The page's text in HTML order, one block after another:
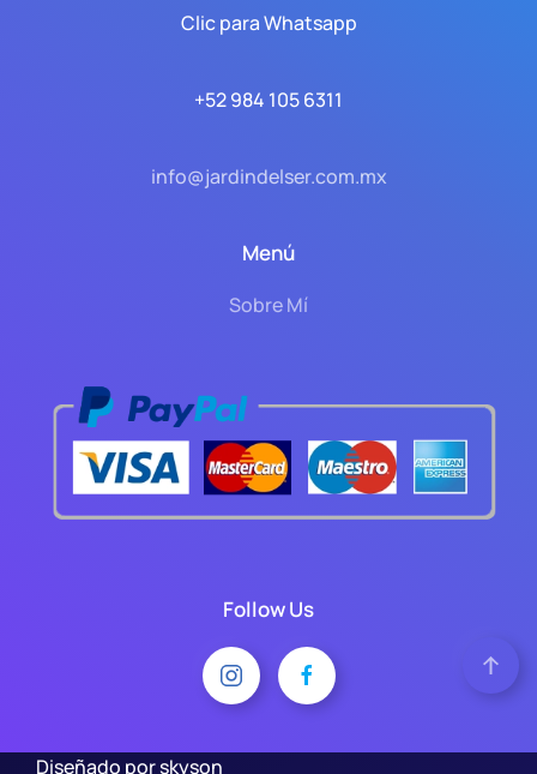
Clic para Whatsapp
+52 984 105 6311
info@jardindelser.com.mx
Menú
Sobre Mí
Follow Us
Diseñado por skyson